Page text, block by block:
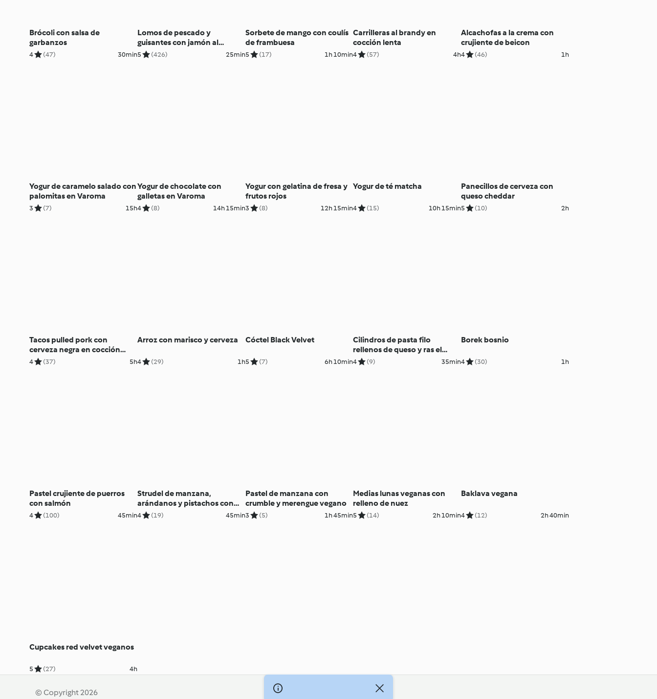
Brócoli con salsa de
garbanzos
4 (47) 30min
Lomos de pescado y
guisantes con jamón al
pimentón
5 (426) 25min
Sorbete de mango con coulís
de frambuesa
5 (17) 1h 10min
Carrilleras al brandy en
cocción lenta
4 (57) 4h
Alcachofas a la crema con
crujiente de beicon
4 (46) 1h
Yogur de caramelo salado con
palomitas en Varoma
3 (7) 15h
Yogur de chocolate con
galletas en Varoma
4 (8) 14h 15min
Yogur con gelatina de fresa y
frutos rojos
3 (8) 12h 15min
Yogur de té matcha
4 (15) 10h 15min
Panecillos de cerveza con
queso cheddar
5 (10) 2h
Tacos pulled pork con
cerveza negra en cocción
lenta
4 (37) 5h
Arroz con marisco y cerveza
4 (29) 1h
Cóctel Black Velvet
5 (7) 6h 10min
Cilindros de pasta filo
rellenos de queso y ras el
hanut
4 (9) 35min
Borek bosnio
4 (30) 1h
Pastel crujiente de puerros
con salmón
4 (100) 45min
Strudel de manzana,
arándanos y pistachos con
masa filo
4 (19) 45min
Pastel de manzana con
crumble y merengue vegano
3 (5) 1h 45min
Medias lunas veganas con
relleno de nuez
5 (14) 2h 10min
Baklava vegana
4 (12) 2h 40min
Cupcakes red velvet veganos
5 (27) 4h
© Copyright 2026